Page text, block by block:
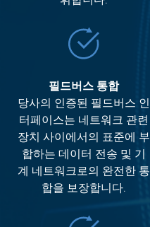
필드버스 통합
당사의 인증된 필드버스 인
터페이스는 네트워크 관련
장치 사이에서의 표준에 부
합하는 데이터 전송 및 기
계 네트워크로의 완전한 통
합을 보장합니다.